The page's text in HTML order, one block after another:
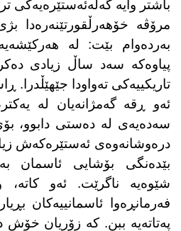
باشتر وایە گەلەئەستێرەیەکی
مرۆڤە خۆهەرڵقورتێنەرەدا
بەردەوام بێت: لە
پیاوەکە سەد ساڵ زیادی
تاریکییەکی تەواودا جێهێڵدرا.
ئەو ڕقە گەمژانەیان لە
سەدەیەی لە دەستی دابوو،
درەوشانەوەی ئەستێرەکەش
بێدەنگی بۆشایی ئاسمان
شێوەیە ناگرێت. ئەو
فەرمانڕەوا ئاسمانییەکان
پەتاتەیە ببن. کە زۆریان